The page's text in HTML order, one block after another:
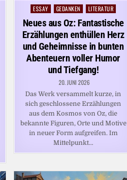
Posted
ESSAY GEDANKEN LITERATUR
Neues aus Oz: Fantastische
Erzählungen enthüllen Herz
und Geheimnisse in bunten
Abenteuern voller Humor
und Tiefgang!
20. JUNI 2026
Das Werk versammelt kurze, in
sich geschlossene Erzählungen
aus dem Kosmos von Oz, die
bekannte Figuren, Orte und Motive
in neuer Form aufgreifen. Im
Mittelpunkt…